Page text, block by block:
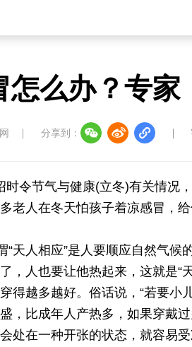
么办？专家
分享到：
令节气与健康(立冬)有关情况
老人在冬天怕孩子着凉感冒，
天人相应”是人要顺应自然气候
人也要让他热起来，这就是“天
得越多越好。俗话说，“若要小
，比成年人产热多，如果穿戴
处在一种开张的状态，就容易受